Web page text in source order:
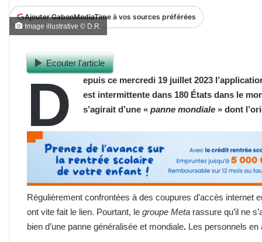
Ajouter GabonMediaTime à vos sources préférées
Image illustrative © D.R.
Ecouter l'article
D
epuis ce mercredi 19 juillet 2023
est intermittente dans 180 États dans le
s’agirait d’une « panne mondiale » dont
Régulièrement confrontées à des coupures d’accès internet
ont vite fait le lien. Pourtant, le groupe Meta rassure qu’il ne
bien d’une panne généralisée et mondiale. Les personnels en